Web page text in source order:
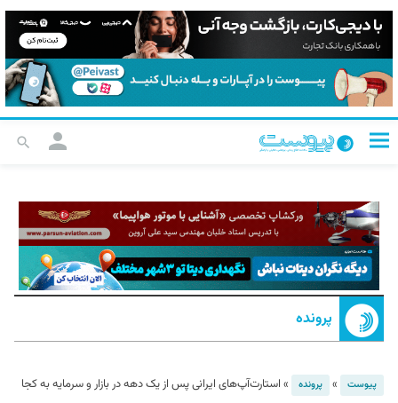
پرونده
پیوست » پرونده » استارت‌آپ‌های ایرانی پس از یک دهه در بازار و سرمایه به کجا